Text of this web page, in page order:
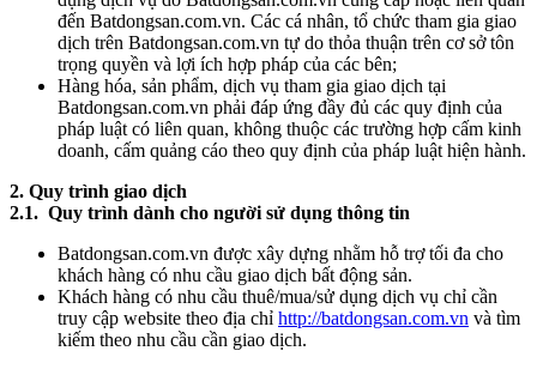
đến Batdongsan.com.vn. Các cá nhân, tổ chức tham gia giao
dịch trên Batdongsan.com.vn tự do thỏa thuận trên cơ sở tôn
trọng quyền và lợi ích hợp pháp của các bên;
Hàng hóa, sản phẩm, dịch vụ tham gia giao dịch tại
Batdongsan.com.vn phải đáp ứng đầy đủ các quy định của
pháp luật có liên quan, không thuộc các trường hợp cấm kinh
doanh, cấm quảng cáo theo quy định của pháp luật hiện hành.
2. Quy trình giao dịch
2.1. Quy trình dành cho người sử dụng thông tin
Batdongsan.com.vn được xây dựng nhằm hỗ trợ tối đa cho
khách hàng có nhu cầu giao dịch bất động sản.
Khách hàng có nhu cầu thuê/mua/sử dụng dịch vụ chỉ cần
truy cập website theo địa chỉ http://batdongsan.com.vn và tìm
kiếm theo nhu cầu cần giao dịch.